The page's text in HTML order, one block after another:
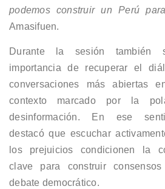
podemos construir un Perú
Amasifuen.
Durante la sesión también
importancia de recuperar el
conversaciones más abiertas
contexto marcado por la
desinformación. En ese
destacó que escuchar
los prejuicios condicionen la
clave para construir
debate democrático.